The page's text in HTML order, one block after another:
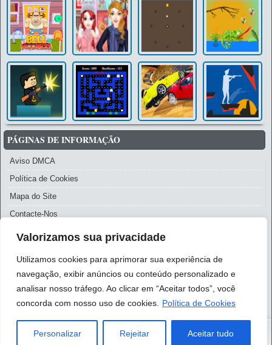
Valorizamos sua privacidade
Utilizamos cookies para aprimorar sua experiência de
navegação, exibir anúncios ou conteúdo personalizado e
analisar nosso tráfego. Ao clicar em “Aceitar todos”, você
concorda com nosso uso de cookies.
Política de Cookies
Personalizar Rejeitar Aceitar tudo
PÁGINAS DE INFORMAÇÃO
Aviso DMCA
Política de Cookies
Mapa do Site
Contacte-Nos
Política de Privacidade
Sobre Nós
© 2024 - Todos os direitos reservados.